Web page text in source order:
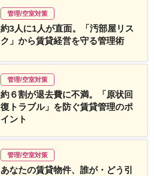
管理/空室対策
約3人に1人が直面。「汚部屋リス
ク」から賃貸経営を守る管理術
管理/空室対策
約６割が退去費に不満。「原状回
復トラブル」を防ぐ賃貸管理のポ
イント
管理/空室対策
あなたの賃貸物件、誰が・どう引